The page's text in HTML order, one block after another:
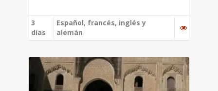
3
días
Español, francés, inglés y
alemán